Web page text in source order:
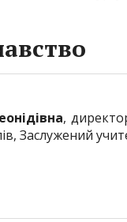
,
Заслужений